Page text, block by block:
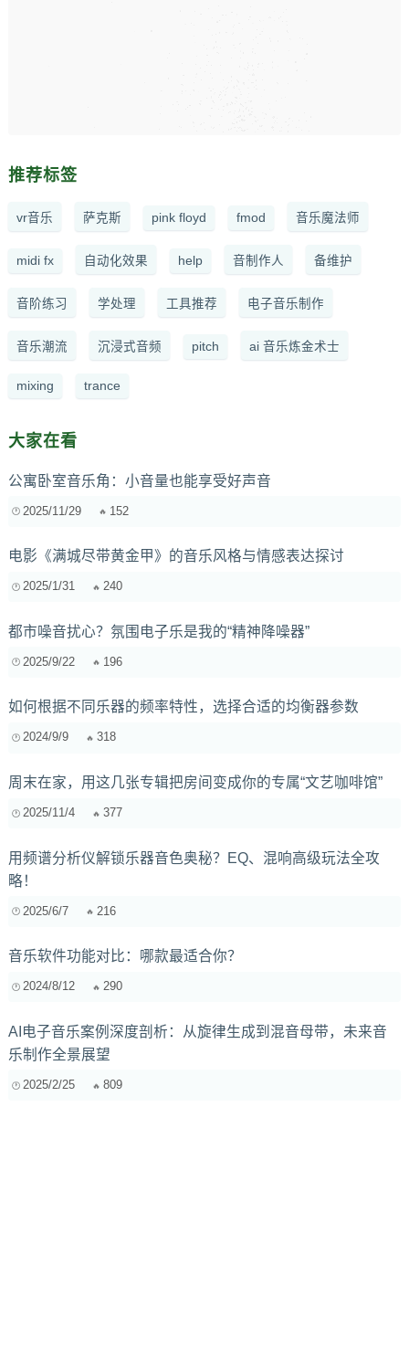
推荐标签
vr音乐 萨克斯 pink floyd fmod 音乐魔法师
midi fx 自动化效果 help 音制作人 备维护
音阶练习 学处理 工具推荐 电子音乐制作
音乐潮流 沉浸式音频 pitch ai 音乐炼金术士
mixing trance
大家在看
公寓卧室音乐角：小音量也能享受好声音
2025/11/29 152
电影《满城尽带黄金甲》的音乐风格与情感表达探讨
2025/1/31 240
都市噪音扰心？氛围电子乐是我的“精神降噪器”
2025/9/22 196
如何根据不同乐器的频率特性，选择合适的均衡器参数
2024/9/9 318
周末在家，用这几张专辑把房间变成你的专属“文艺咖啡馆”
2025/11/4 377
用频谱分析仪解锁乐器音色奥秘？EQ、混响高级玩法全攻
略！
2025/6/7 216
音乐软件功能对比：哪款最适合你？
2024/8/12 290
AI电子音乐案例深度剖析：从旋律生成到混音母带，未来音
乐制作全景展望
2025/2/25 809